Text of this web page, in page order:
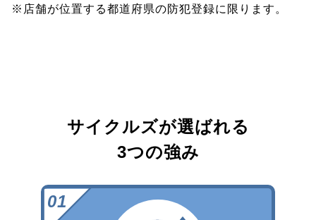
※店舗が位置する都道府県の防犯登録に限ります。
サイクルズが選ばれる
3つの強み